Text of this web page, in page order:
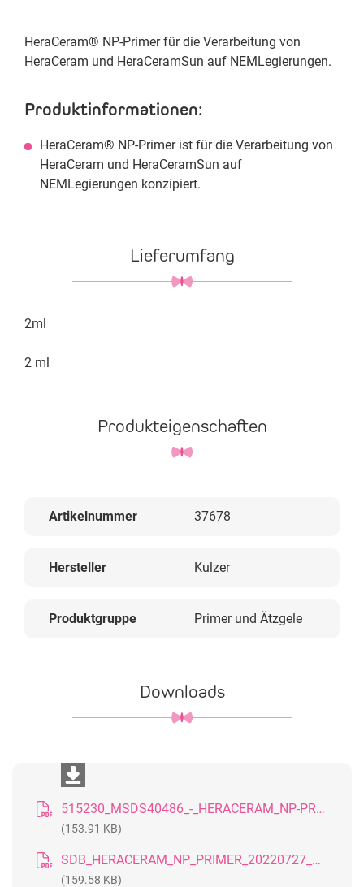
HeraCeram® NP-Primer für die Verarbeitung von
HeraCeram und HeraCeramSun auf NEMLegierungen.
Produktinformationen:
HeraCeram® NP-Primer ist für die Verarbeitung von
HeraCeram und HeraCeramSun auf
NEMLegierungen konzipiert.
Lieferumfang
2ml
2 ml
Produkteigenschaften
Artikelnummer 37678
Hersteller Kulzer
Produktgruppe Primer und Ätzgele
Downloads
515230_MSDS40486_-_HERACERAM_NP-PRIMER_D_4
(153.91 KB)
SDB_HERACERAM_NP_PRIMER_20220727_DE
(159.58 KB)